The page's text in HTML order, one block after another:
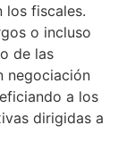
los fiscales.
o incluso
de las
negociación
a los
dirigidas a